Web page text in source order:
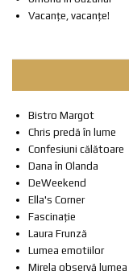
Vacanțe, vacanțe!
Bistro Margot
Chris predă în lume
Confesiuni călătoare
Dana în Olanda
DeWeekend
Ella's Corner
Fascinație
Laura Frunză
Lumea emotiilor
Mirela observă lumea